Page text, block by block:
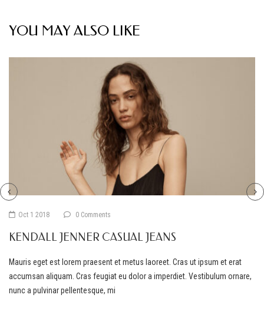
YOU MAY ALSO LIKE
Oct 1 2018 0 Comments
KENDALL JENNER CASUAL JEANS
Mauris eget est lorem praesent et metus laoreet. Cras ut ipsum et erat
accumsan aliquam. Cras feugiat eu dolor a imperdiet. Vestibulum ornare,
nunc a pulvinar pellentesque, mi